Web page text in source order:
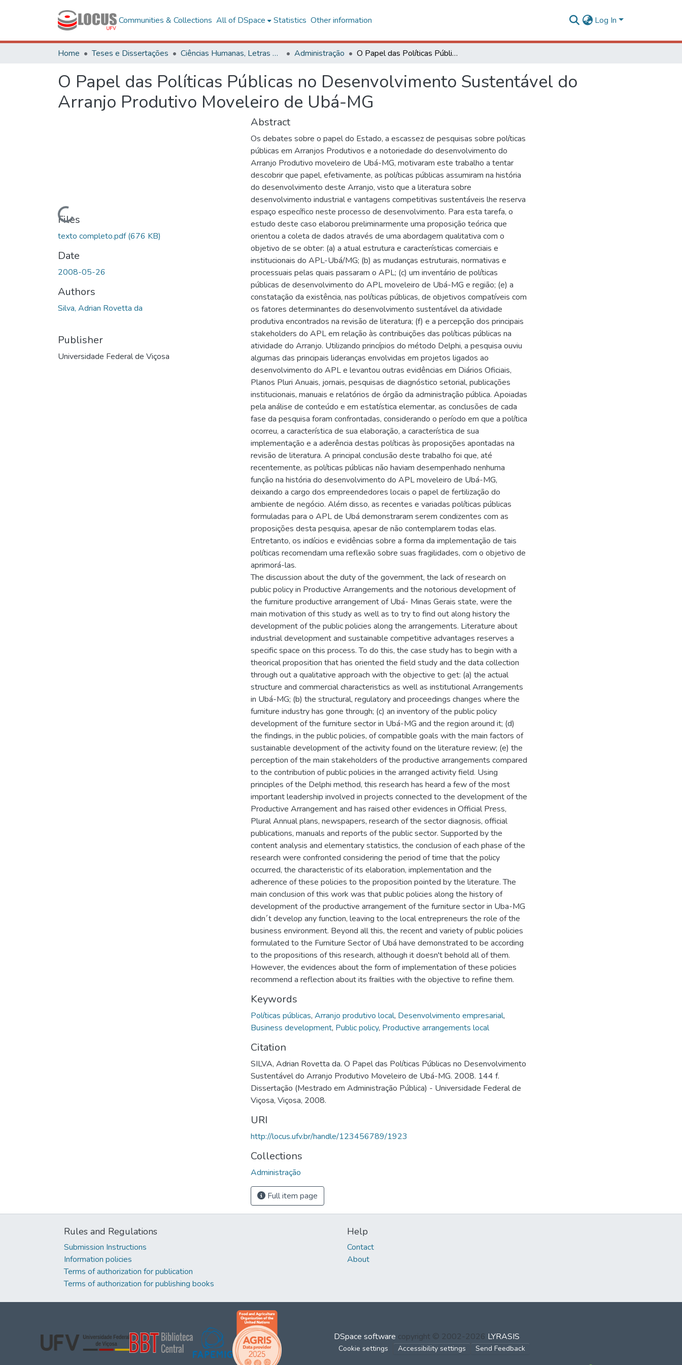
Communities & Collections All of DSpace Statistics Other information Log In
Home Teses e Dissertações Ciências Humanas, Letras e Artes Administração O Papel das Políticas Públicas no Desenvolvimento Sustentável do Arranjo Produtivo Moveleiro de Ubá-MG
O Papel das Políticas Públicas no Desenvolvimento Sustentável do
Arranjo Produtivo Moveleiro de Ubá-MG
Loading...
Files
texto completo.pdf(676 KB)
Date
2008-05-26
Authors
Silva, Adrian Rovetta da
Publisher
Universidade Federal de Viçosa
Abstract
Os debates sobre o papel do Estado, a escassez de pesquisas sobre políticas
públicas em Arranjos Produtivos e a notoriedade do desenvolvimento do
Arranjo Produtivo moveleiro de Ubá-MG, motivaram este trabalho a tentar
descobrir que papel, efetivamente, as políticas públicas assumiram na história
do desenvolvimento deste Arranjo, visto que a literatura sobre
desenvolvimento industrial e vantagens competitivas sustentáveis lhe reserva
espaço específico neste processo de desenvolvimento. Para esta tarefa, o
estudo deste caso elaborou preliminarmente uma proposição teórica que
orientou a coleta de dados através de uma abordagem qualitativa com o
objetivo de se obter: (a) a atual estrutura e características comerciais e
institucionais do APL-Ubá/MG; (b) as mudanças estruturais, normativas e
processuais pelas quais passaram o APL; (c) um inventário de políticas
públicas de desenvolvimento do APL moveleiro de Ubá-MG e região; (e) a
constatação da existência, nas políticas públicas, de objetivos compatíveis com
os fatores determinantes do desenvolvimento sustentável da atividade
produtiva encontrados na revisão de literatura; (f) e a percepção dos principais
stakeholders do APL em relação às contribuições das políticas públicas na
atividade do Arranjo. Utilizando princípios do método Delphi, a pesquisa ouviu
algumas das principais lideranças envolvidas em projetos ligados ao
desenvolvimento do APL e levantou outras evidências em Diários Oficiais,
Planos Pluri Anuais, jornais, pesquisas de diagnóstico setorial, publicações
institucionais, manuais e relatórios de órgão da administração pública. Apoiadas
pela análise de conteúdo e em estatística elementar, as conclusões de cada
fase da pesquisa foram confrontadas, considerando o período em que a política
ocorreu, a característica de sua elaboração, a característica de sua
implementação e a aderência destas políticas às proposições apontadas na
revisão de literatura. A principal conclusão deste trabalho foi que, até
recentemente, as políticas públicas não haviam desempenhado nenhuma
função na história do desenvolvimento do APL moveleiro de Ubá-MG,
deixando a cargo dos empreendedores locais o papel de fertilização do
ambiente de negócio. Além disso, as recentes e variadas políticas públicas
formuladas para o APL de Ubá demonstraram serem condizentes com as
proposições desta pesquisa, apesar de não contemplarem todas elas.
Entretanto, os indícios e evidências sobre a forma da implementação de tais
políticas recomendam uma reflexão sobre suas fragilidades, com o objetivo de
aprimorá-las.
The discussion about the duty of the government, the lack of research on
public policy in Productive Arrangements and the notorious development of
the furniture productive arrangement of Ubá- Minas Gerais state, were the
main motivation of this study as well as to try to find out along history the
development of the public policies along the arrangements. Literature about
industrial development and sustainable competitive advantages reserves a
specific space on this process. To do this, the case study has to begin with a
theorical proposition that has oriented the field study and the data collection
through out a qualitative approach with the objective to get: (a) the actual
structure and commercial characteristics as well as institutional Arrangements
in Ubá-MG; (b) the structural, regulatory and proceedings changes where the
furniture industry has gone through; (c) an inventory of the public policy
development of the furniture sector in Ubá-MG and the region around it; (d)
the findings, in the public policies, of compatible goals with the main factors of
sustainable development of the activity found on the literature review; (e) the
perception of the main stakeholders of the productive arrangements compared
to the contribution of public policies in the arranged activity field. Using
principles of the Delphi method, this research has heard a few of the most
important leadership involved in projects connected to the development of the
Productive Arrangement and has raised other evidences in Official Press,
Plural Annual plans, newspapers, research of the sector diagnosis, official
publications, manuals and reports of the public sector. Supported by the
content analysis and elementary statistics, the conclusion of each phase of the
research were confronted considering the period of time that the policy
occurred, the characteristic of its elaboration, implementation and the
adherence of these policies to the proposition pointed by the literature. The
main conclusion of this work was that public policies along the history of
development of the productive arrangement of the furniture sector in Uba-MG
didn´t develop any function, leaving to the local entrepreneurs the role of the
business environment. Beyond all this, the recent and variety of public policies
formulated to the Furniture Sector of Ubá have demonstrated to be according
to the propositions of this research, although it doesn't behold all of them.
However, the evidences about the form of implementation of these policies
recommend a reflection about its frailties with the objective to refine them.
Keywords
Políticas públicas, Arranjo produtivo local, Desenvolvimento empresarial,
Business development, Public policy, Productive arrangements local
Citation
SILVA, Adrian Rovetta da. O Papel das Políticas Públicas no Desenvolvimento
Sustentável do Arranjo Produtivo Moveleiro de Ubá-MG. 2008. 144 f.
Dissertação (Mestrado em Administração Pública) - Universidade Federal de
Viçosa, Viçosa, 2008.
URI
http://locus.ufv.br/handle/123456789/1923
Collections
Administração
Full item page
Rules and Regulations
Submission Instructions
Information policies
Terms of authorization for publication
Terms of authorization for publishing books
Help
Contact
About
DSpace software copyright © 2002-2026 LYRASIS
Cookie settings Accessibility settings Send Feedback